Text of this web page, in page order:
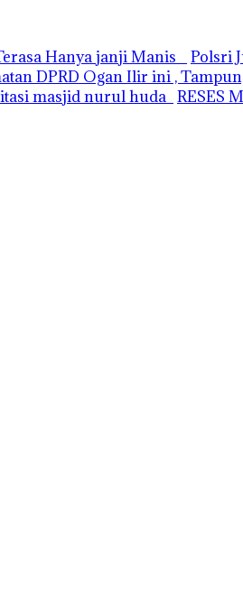
Hanya janji Manis
Polsri
DPRD Ogan Ilir ini ,
masjid nurul huda RESES